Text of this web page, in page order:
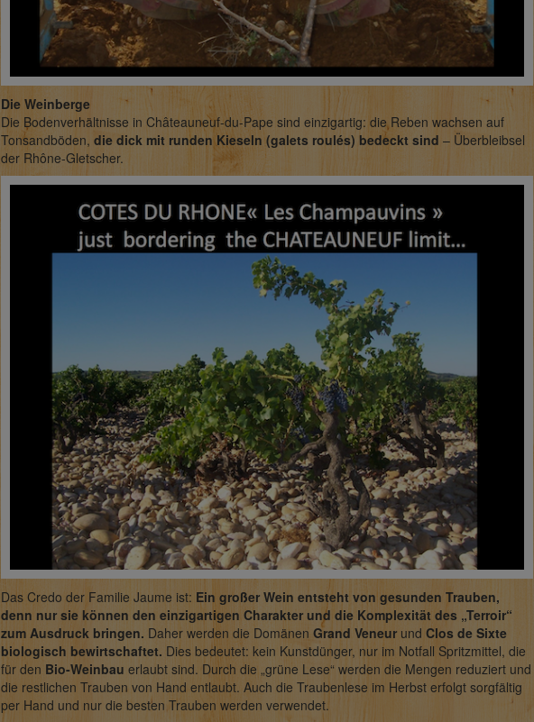
Die Weinberge
Die Bodenverhältnisse in Châteauneuf-du-Pape sind einzigartig: die Reben wachsen auf
Tonsandböden, die dick mit runden Kieseln (galets roulés) bedeckt sind – Überbleibsel
der Rhône-Gletscher.
Das Credo der Familie Jaume ist: Ein großer Wein entsteht von gesunden Trauben,
denn nur sie können den einzigartigen Charakter und die Komplexität des „Terroir“
zum Ausdruck bringen. Daher werden die Domänen Grand Veneur und Clos de Sixte
biologisch bewirtschaftet. Dies bedeutet: kein Kunstdünger, nur im Notfall Spritzmittel, die
für den Bio-Weinbau erlaubt sind. Durch die „grüne Lese“ werden die Mengen reduziert und
die restlichen Trauben von Hand entlaubt. Auch die Traubenlese im Herbst erfolgt sorgfältig
per Hand und nur die besten Trauben werden verwendet.